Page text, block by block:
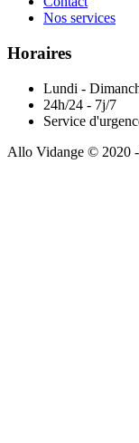
Nos services
Horaires
Lundi -
24h/24 - 7j/7
Service
Allo Vidange © 2020 -